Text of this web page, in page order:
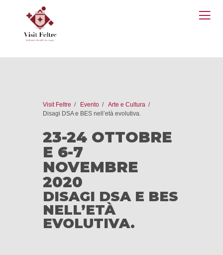
Visit Feltre Evento
Arte e Cultura
Disagi DSA e BES nell’età evolutiva.
23-24 OTTOBRE
E 6-7
NOVEMBRE
2020
DISAGI DSA E BES
NELL’ETÀ
EVOLUTIVA.